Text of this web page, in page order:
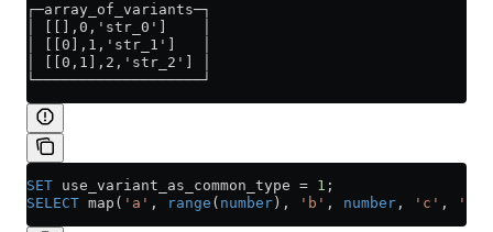
┌─array_of_variants─┐
│ [[],0,'str_0']    │
│ [[0],1,'str_1']   │
│ [[0,1],2,'str_2'] │
└───────────────────┘
SET use_variant_as_common_type = 1 ;
SELECT map( 'a' , range ( number ), 'b' , number , 'c' ,